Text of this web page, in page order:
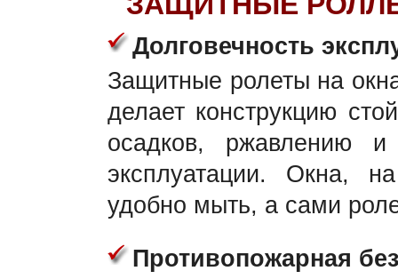
Долговечность
Защитные ролеты на
делает конструкцию
осадков, ржавлению и
эксплуатации. Окна,
удобно мыть, а сами
Противопожарная